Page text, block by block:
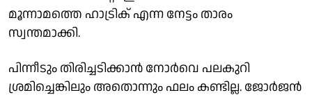
മൂന്നാമത്തെ ഹാട്രിക് എന്ന നേട്ടം താരം
സ്വന്തമാക്കി.
പിന്നീടും തിരിച്ചടിക്കാൻ നോർവെ പലകുറി
ശ്രമിച്ചെങ്കിലും അതൊന്നും ഫലം കണ്ടില്ല. ജോർജൻ